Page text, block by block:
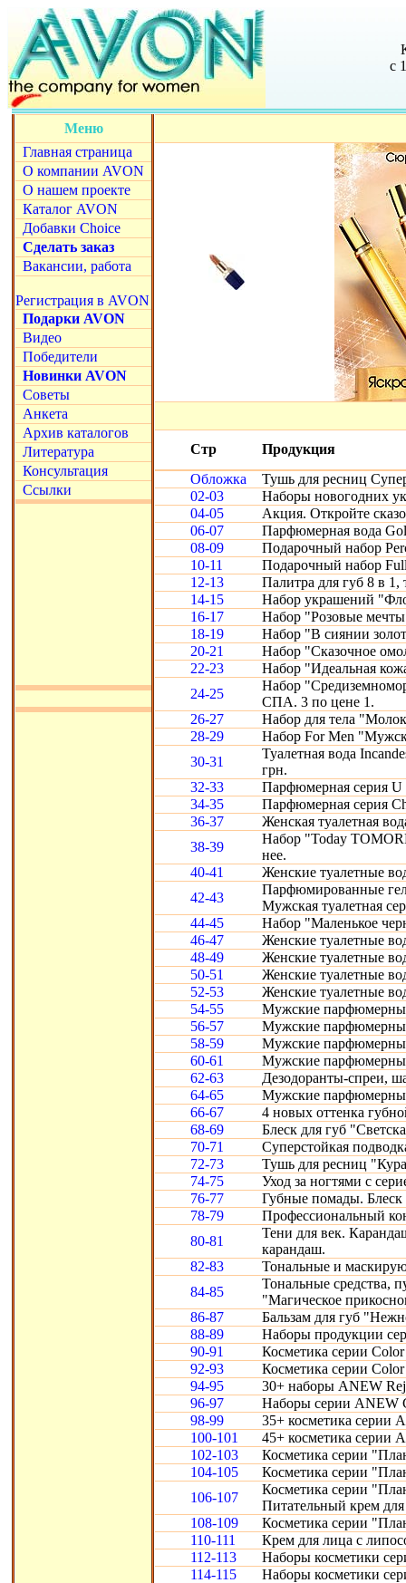
с
Меню
Главная страница
О компании AVON
О нашем проекте
Каталог AVON
Добавки Choice
Сделать заказ
Вакансии, работа
Регистрация в AVON
Подарки AVON
Видео
Победители
Новинки AVON
Советы
Анкета
Архив каталогов
Литература
Консультация
Ссылки
Стр
Продукция
Обложка
Тушь для ресниц
02-03
Наборы новогодних
04-05
Акция. Откройте
06-07
Парфюмерная вода
08-09
Подарочный набор
10-11
Подарочный набор
12-13
Палитра для губ 8 в 1,
14-15
Набор украшений
16-17
Набор "Розовые
18-19
Набор "В сиянии
20-21
Набор "Сказочное
22-23
Набор "Идеальная
24-25
Набор
СПА. 3 по цене 1.
26-27
Набор для тела
28-29
Набор For Men
30-31
Туалетная вода
грн.
32-33
Парфюмерная серия U
34-35
Парфюмерная серия
36-37
Женская туалетная
38-39
Набор "Today
нее.
40-41
Женские туалетные
42-43
Парфюмированные
Мужская туалетная
44-45
Набор "Маленькое
46-47
Женские туалетные
48-49
Женские туалетные
50-51
Женские туалетные
52-53
Женские туалетные
54-55
Мужские
56-57
Мужские
58-59
Мужские
60-61
Мужские
62-63
Дезодоранты-спреи,
64-65
Мужские
66-67
4 новых оттенка
68-69
Блеск для губ
70-71
Суперстойкая
72-73
Тушь для ресниц
74-75
Уход за ногтями с
76-77
Губные помады. Блеск
78-79
Профессиональный
80-81
Тени для век.
карандаш.
82-83
Тональные и
84-85
Тональные средства,
"Магическое
86-87
Бальзам для губ
88-89
Наборы продукции
90-91
Косметика серии
92-93
Косметика серии
94-95
30+ наборы ANEW
96-97
Наборы серии ANEW
98-99
35+ косметика серии
100-101
45+ косметика серии
102-103
Косметика серии
104-105
Косметика серии
106-107
Косметика серии
Питательный крем для
108-109
Косметика серии
110-111
Крем для лица с
112-113
Наборы косметики
114-115
Наборы косметики